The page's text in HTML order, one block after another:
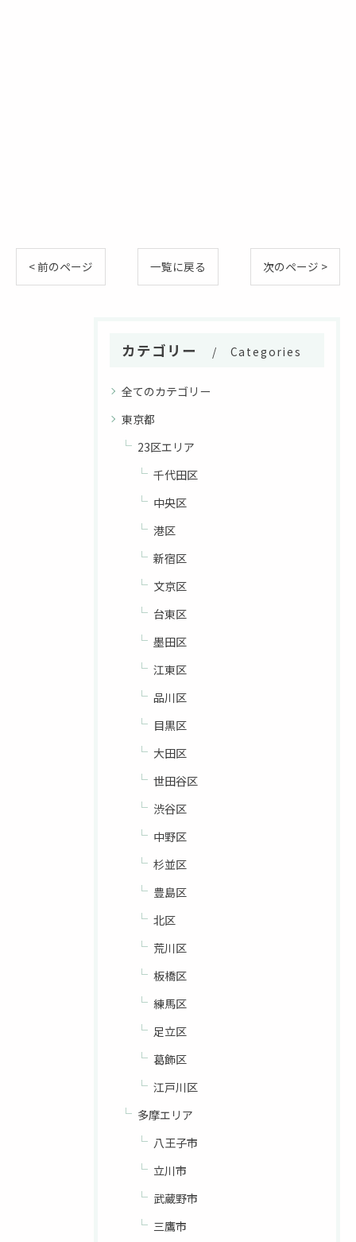
< 前のページ 一覧に戻る 次のページ >
カテゴリー Categories
全てのカテゴリー
東京都
23区エリア
千代田区
中央区
港区
新宿区
文京区
台東区
墨田区
江東区
品川区
目黒区
大田区
世田谷区
渋谷区
中野区
杉並区
豊島区
北区
荒川区
板橋区
練馬区
足立区
葛飾区
江戸川区
多摩エリア
八王子市
立川市
武蔵野市
三鷹市